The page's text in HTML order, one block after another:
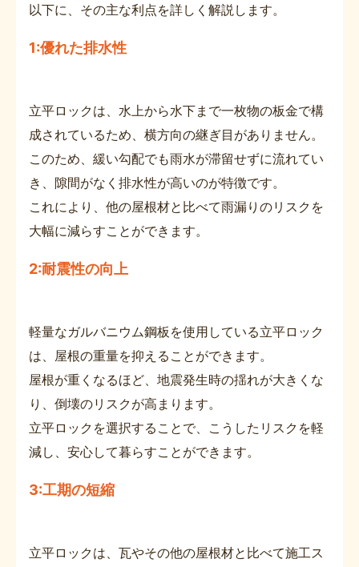
以下に、その主な利点を詳しく解説します。
1:優れた排水性
立平ロックは、水上から水下まで一枚物の板金で構
成されているため、横方向の継ぎ目がありません。
このため、緩い勾配でも雨水が滞留せずに流れてい
き、隙間がなく排水性が高いのが特徴です。
これにより、他の屋根材と比べて雨漏りのリスクを
大幅に減らすことができます。
2:耐震性の向上
軽量なガルバニウム鋼板を使用している立平ロック
は、屋根の重量を抑えることができます。
屋根が重くなるほど、地震発生時の揺れが大きくな
り、倒壊のリスクが高まります。
立平ロックを選択することで、こうしたリスクを軽
減し、安心して暮らすことができます。
3:工期の短縮
立平ロックは、瓦やその他の屋根材と比べて施工ス